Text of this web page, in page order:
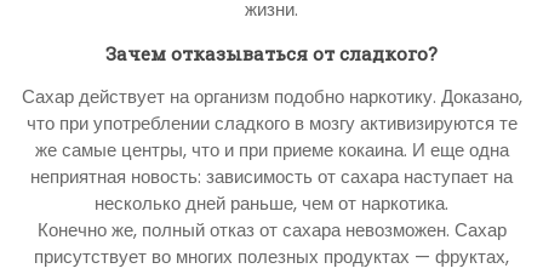
жизни.
Зачем отказываться от сладкого?
Сахар действует на организм подобно наркотику. Доказано,
что при употреблении сладкого в мозгу активизируются те
же самые центры, что и при приеме кокаина. И еще одна
неприятная новость: зависимость от сахара наступает на
несколько дней раньше, чем от наркотика.
Конечно же, полный отказ от сахара невозможен. Сахар
присутствует во многих полезных продуктах — фруктах,